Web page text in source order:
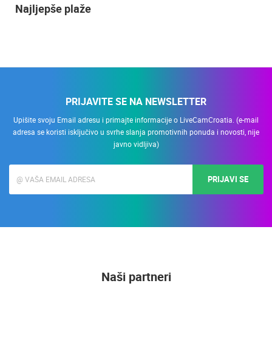
Najljepše plaže
PRIJAVITE SE NA NEWSLETTER
Upišite svoju Email adresu i primajte informacije o LiveCamCroatia. (e-mail
adresa se koristi isključivo u svrhe slanja promotivnih ponuda i novosti, nije
javno vidljiva)
PRIJAVI SE
Naši partneri